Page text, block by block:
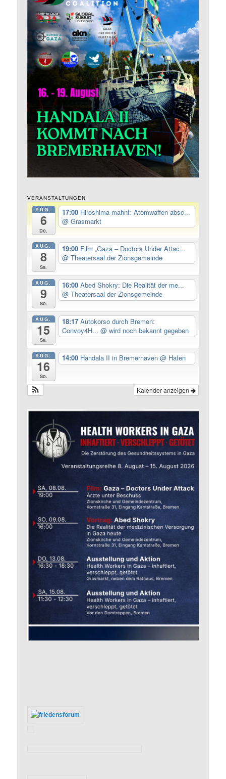
VERANSTALTUNGEN
AUG.
6
Do.
17:00 Hiroshima mahnt: Atomwaffen absc...
@ Grasmarkt
AUG.
8
Sa.
19:00 Film „Gaza – Doctors Under Attac...
@ Theatersaal der Zionsgemeinde
AUG.
9
So.
16:00 Abed Shokry: Die Realität der me...
@ Theatersaal der Zionsgemeinde
AUG.
15
Sa.
18:17 Autokorso durch Bremen:
Convoy4H... @ wird noch bekannt gegeben
AUG.
16
So.
14:00 Handala II in Bremerhaven @ Hafen
Kalender anzeigen